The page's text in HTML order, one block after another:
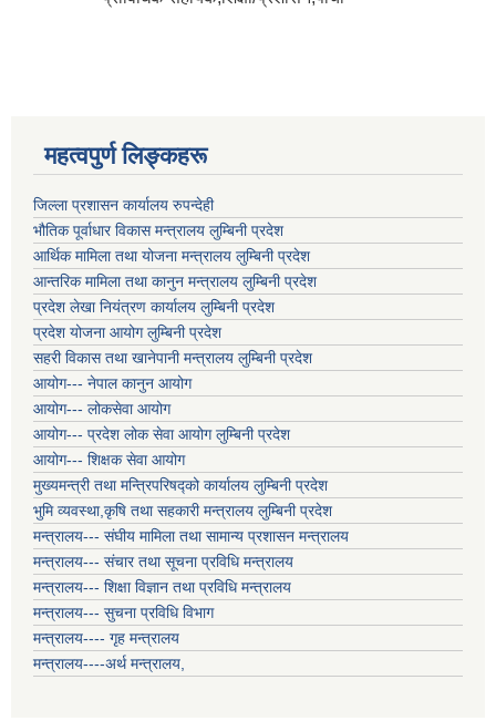
महत्वपुर्ण लिङ्कहरू
जिल्ला प्रशासन कार्यालय रुपन्देही
भौतिक पूर्वाधार विकास मन्त्रालय लुम्बिनी प्रदेश
आर्थिक मामिला तथा योजना मन्त्रालय लुम्बिनी प्रदेश
आन्तरिक मामिला तथा कानुन मन्त्रालय लुम्बिनी प्रदेश
प्रदेश लेखा नियंत्रण कार्यालय लुम्बिनी प्रदेश
प्रदेश योजना आयोग लुम्बिनी प्रदेश
सहरी विकास तथा खानेपानी मन्त्रालय लुम्बिनी प्रदेश
आयोग--- नेपाल कानुन आयोग
आयोग--- लोकसेवा आयोग
आयोग--- प्रदेश लोक सेवा आयोग लुम्बिनी प्रदेश
आयोग--- शिक्षक सेवा आयोग
मुख्यमन्त्री तथा मन्त्रिपरिषद्को कार्यालय लुम्बिनी प्रदेश
भुमि व्यवस्था,कृषि तथा सहकारी मन्त्रालय लुम्बिनी प्रदेश
मन्त्रालय--- संघीय मामिला तथा सामान्य प्रशासन मन्त्रालय
मन्त्रालय--- संचार तथा सूचना प्रविधि मन्त्रालय
मन्त्रालय--- शिक्षा विज्ञान तथा प्रविधि मन्त्रालय
मन्त्रालय--- सुचना प्रविधि विभाग
मन्त्रालय---- गृह मन्त्रालय
मन्त्रालय----अर्थ मन्त्रालय,